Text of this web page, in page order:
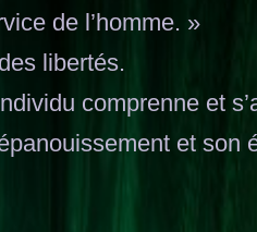
de l’homme. »
libertés.
comprenne et
et son